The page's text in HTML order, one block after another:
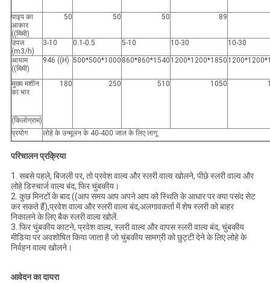
पाइप का
आकार
((मिमी)
50 50 50 89
उपज
(m3/h)
3-10 0.1-0.5 5-10 10-30 10-30
आयाम
((मिमी)
946 ((H) 500*500*1000 860*860*1540 1200*1200*1850
मुख्य मशीन
का भार
180 250 510 1050
(किलोग्राम)
प्रयोग
लोहे के उन्मूलन के 40-400 जाल के लिए लागू
परिचालन प्रक्रिया
1. सबसे पहले, बिजली पर, तो प्रवेश वाल्व और स्लरी वाल्व खोलने, पीछे स्लरी वाल्व और
लोहे डिस्चार्ज वाल्व बंद, फिर चुंबकीय।
2. कुछ मिनटों के बाद ((आप समय आप अपने आप को स्थिति के आधार पर क्या पसंद सेट
कर सकते हैं),प्रवेश वाल्व और स्लरी वाल्व बंद,अलगावकर्ता में शेष स्लरी को बाहर
निकालने के लिए बैक स्लरी वाल्व खोलें.
3. फिर चुंबकीय काटने, प्रवेश वाल्व, स्लरी वाल्व और वापस स्लरी वाल्व बंद, चुंबकीय
मीडिया पर अवशोषित किया जाता है जो चुंबकीय सामग्री को छुट्टी देने के लिए लोहे के
निर्वहन वाल्व खोलने।
आवेदन का दायरा